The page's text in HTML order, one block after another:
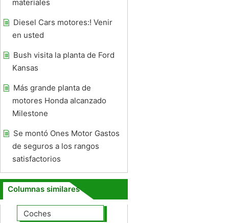
materiales
Diesel Cars motores:! Venir
en usted
Bush visita la planta de Ford
Kansas
Más grande planta de
motores Honda alcanzado
Milestone
Se montó Ones Motor Gastos
de seguros a los rangos
satisfactorios
Columnas similares
Coches